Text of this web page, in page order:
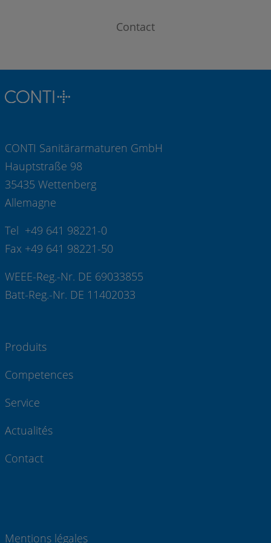
Contact
CONTI Sanitärarmaturen GmbH
Hauptstraße 98
35435 Wettenberg
Allemagne
Tel +49 641 98221-0
Fax +49 641 98221-50
WEEE-Reg.-Nr. DE 69033855
Batt-Reg.-Nr. DE 11402033
Produits
Competences
Service
Actualités
Contact
Mentions légales